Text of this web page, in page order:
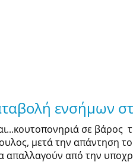
ενσήμων
σε βάρος
μετά την απάντηση
απαλλαγούν από την